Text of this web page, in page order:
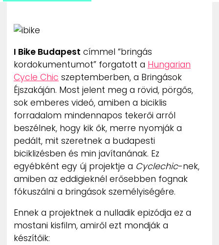
ZENE
MÉDIAAJÁNLAT
IMPRESSZUM
PR-ARCHÍVUM
ADATKEZELÉSI TÁJÉKOZTATÓ
I Bike Budapest címmel “bringás
kordokumentumot” forgatott a Hungarian
Cycle Chic szeptemberben, a Bringások
Éjszakáján. Most jelent meg a rövid, pörgős,
sok emberes videó, amiben a biciklis
forradalom mindennapos tekerői arról
beszélnek, hogy kik ők, merre nyomják a
pedált, mit szeretnek a budapesti
biciklizésben és min javítanának. Ez
egyébként egy új projektje a Cyclechic-nek,
amiben az eddigieknél erősebben fognak
fókuszálni a bringások személyiségére.
Ennek a projektnek a nulladik epizódja ez a
mostani kisfilm, amiről ezt mondják a
készítőik: